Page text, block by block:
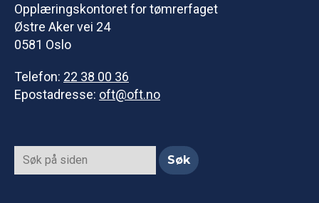
Opplæringskontoret for tømrerfaget
Østre Aker vei 24
0581 Oslo
Telefon: 22 38 00 36
Epostadresse: oft@oft.no